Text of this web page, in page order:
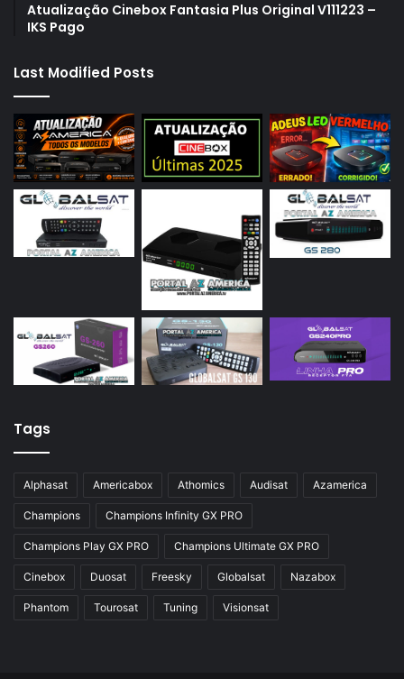
Atualização Cinebox Fantasia Plus Original V111223 –
IKS Pago
Last Modified Posts
Tags
Alphasat Americabox Athomics Audisat Azamerica
Champions Champions Infinity GX PRO
Champions Play GX PRO Champions Ultimate GX PRO
Cinebox Duosat Freesky Globalsat Nazabox
Phantom Tourosat Tuning Visionsat